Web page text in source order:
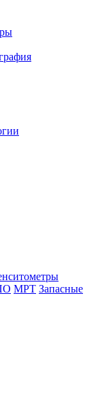
МРТ Запасные